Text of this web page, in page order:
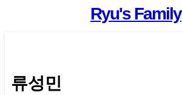
류성민
Ryu's Family